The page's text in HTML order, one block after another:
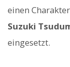
einen
Suzuki
eingesetzt.